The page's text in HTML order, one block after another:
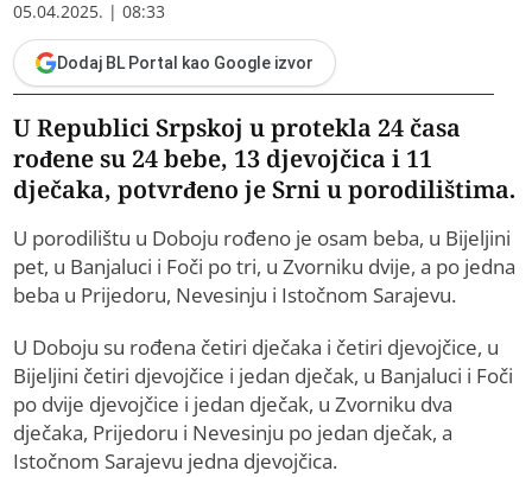
05.04.2025. | 08:33
Dodaj BL Portal kao Google izvor
U Republici Srpskoj u protekla 24 časa
rođene su 24 bebe, 13 djevojčica i 11
dječaka, potvrđeno je Srni u porodilištima.
U porodilištu u Doboju rođeno je osam beba, u Bijeljini
pet, u Banjaluci i Foči po tri, u Zvorniku dvije, a po jedna
beba u Prijedoru, Nevesinju i Istočnom Sarajevu.
U Doboju su rođena četiri dječaka i četiri djevojčice, u
Bijeljini četiri djevojčice i jedan dječak, u Banjaluci i Foči
po dvije djevojčice i jedan dječak, u Zvorniku dva
dječaka, Prijedoru i Nevesinju po jedan dječak, a
Istočnom Sarajevu jedna djevojčica.